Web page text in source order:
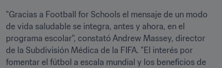
"Gracias a Football for Schools el mensaje de un modo
de vida saludable se integra, antes y ahora, en el
programa escolar", constató Andrew Massey, director
de la Subdivisión Médica de la FIFA. "El interés por
fomentar el fútbol a escala mundial y los beneficios de